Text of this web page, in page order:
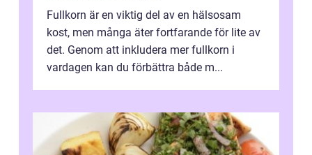
Fullkorn är en viktig del av en hälsosam
kost, men många äter fortfarande för lite av
det. Genom att inkludera mer fullkorn i
vardagen kan du förbättra både m...